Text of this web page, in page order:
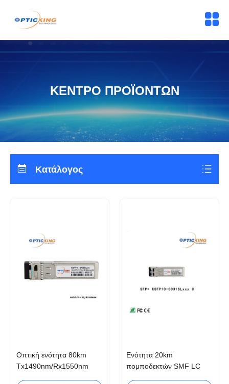
ΚΕΝΤΡΟ ΠΡΟΪΟΝΤΩΝ
Κατάλογος
Οπτική ενότητα 80km
Tx1490nm/Rx1550nm
Ενότητα 20km
πομποδεκτών SMF LC